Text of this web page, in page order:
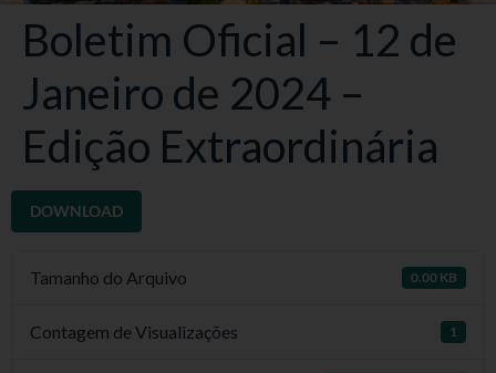
Boletim Oficial – 12 de
Janeiro de 2024 –
Edição Extraordinária
DOWNLOAD
Tamanho do Arquivo 0.00 KB
Contagem de Visualizações 1